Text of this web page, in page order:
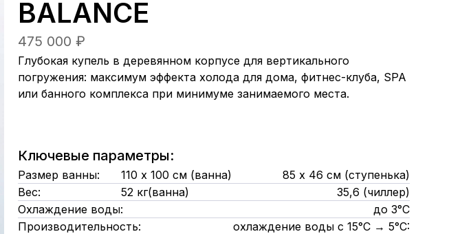
Ключевые параметры:
Размер ванны: 110 х 100 см (ванна)
85 х 46 см (ступенька)
Вес:
52 кг(ванна)
35,6 (чиллер)
Охлаждение воды:
до 3°C
Производительность:
охлаждение воды с 15°C → 5°C:
BALANCE
475 000 ₽
Глубокая купель в деревянном корпусе для вертикального
погружения: максимум эффекта холода для дома, фитнес-клуба, SPA
или банного комплекса при минимуме занимаемого места.